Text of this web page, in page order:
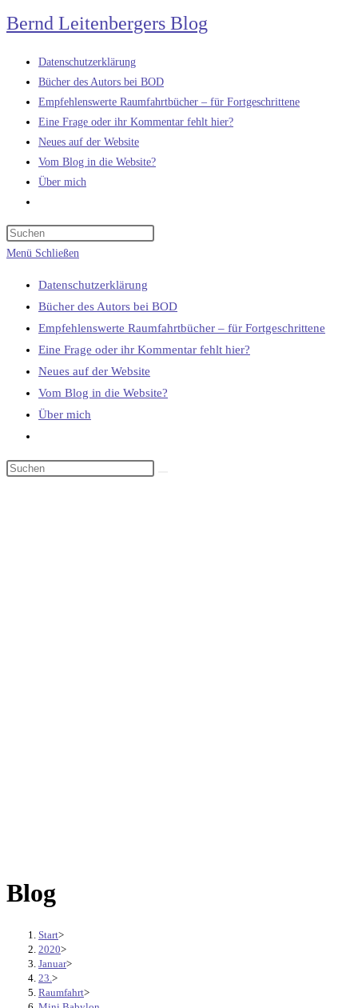
Zum
Inhalt
springen
Bernd Leitenbergers Blog
Datenschutzerklärung
Bücher des Autors bei BOD
Empfehlenswerte Raumfahrtbücher – für Fortgeschrittene
Eine Frage oder ihr Kommentar fehlt hier?
Neues auf der Website
Vom Blog in die Website?
Über mich
umschalten
Menü Schließen
Datenschutzerklärung
Bücher des Autors bei BOD
Empfehlenswerte Raumfahrtbücher – für Fortgeschrittene
Eine Frage oder ihr Kommentar fehlt hier?
Neues auf der Website
Vom Blog in die Website?
Über mich
umschalten
Blog
Start>
2020>
Januar>
23. >
Raumfahrt>